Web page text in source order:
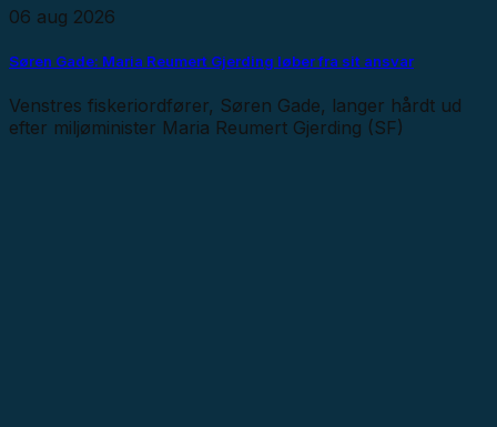
06 aug 2026
Søren Gade: Maria Reumert Gjerding løber fra sit ansvar
Venstres fiskeriordfører, Søren Gade, langer hårdt ud
efter miljøminister Maria Reumert Gjerding (SF)